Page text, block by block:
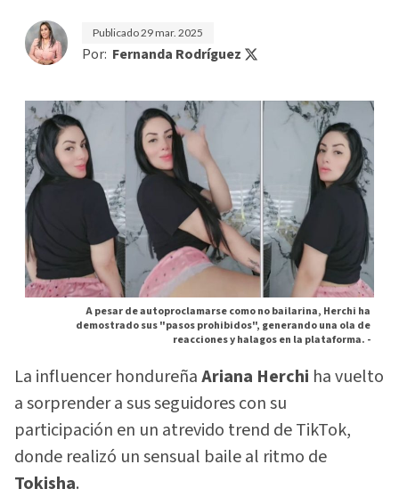
Publicado29 mar. 2025
Por: Fernanda Rodríguez
A pesar de autoproclamarse como no bailarina, Herchi ha
demostrado sus "pasos prohibidos", generando una ola de
reacciones y halagos en la plataforma. -
La influencer hondureñaAriana Herchi ha vuelto
a sorprender a sus seguidores con su
participación en un atrevido trend de TikTok,
donde realizó un sensual baile al ritmo de
Tokisha.